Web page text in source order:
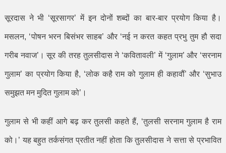
सूरदास ने भी ‘सूरसागर’में इन दोनों शब्दों का बार-बार प्रयोग किया है।
मसलन, ‘पोषन भरन बिसंभर साहब’ और ‘नई न करत कहत प्रभु तुम हौ सदा
गरीब नवाज’ । सूर की तरह तुलसीदास ने ‘कवितावली’में ‘गुलाम’और ‘सरनाम
गुलाम’का प्रयोग किया है, ‘लोक कहै राम को गुलाम ही कहावौं’और ‘सुभाउ
समुझत मन मुदित गुलाम को’ ।
गुलाम से भी कहीं आगे बढ़ कर तुलसी कहते हैं, ‘तुलसी सरनाम गुलाम है राम
को। ’यह बहुत तर्कसंगत प्रतीत नहीं होता कि तुलसीदास ने सत्ता से प्रभावित